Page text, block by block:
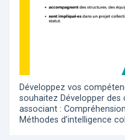
Développez vos
souhaitez Développer
associant :
Méthodes d’intelligence